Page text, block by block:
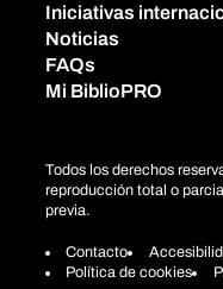
Iniciativas
Noticias
FAQs
Mi BiblioPRO
Todos los derechos
reproducción total o
previa.
Contacto
Política de cookies